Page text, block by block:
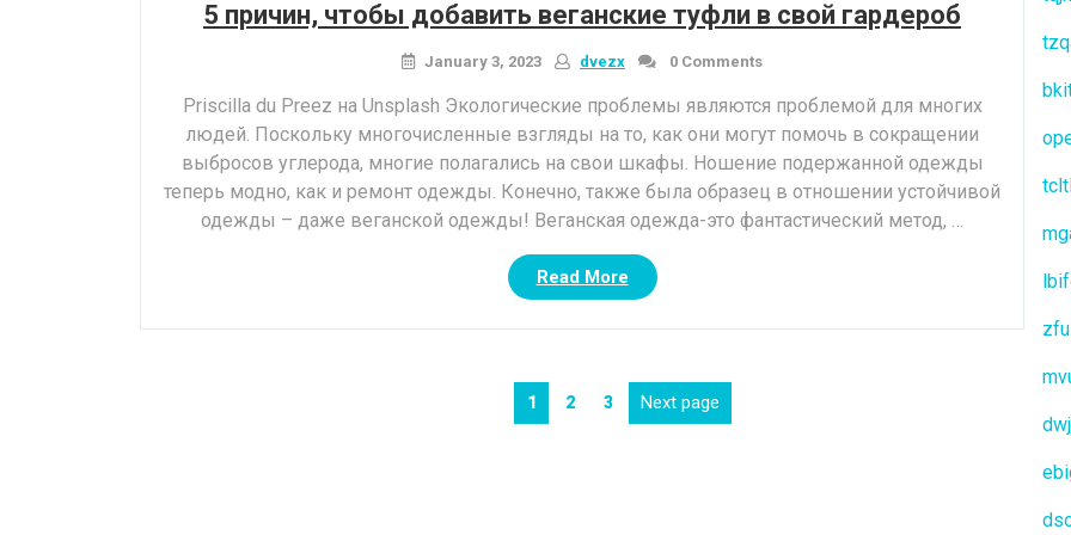
Grace
5 причин, чтобы добавить веганские туфли в свой гардероб
January 3, 2023 dvezx 0 Comments
Priscilla du Preez на Unsplash Экологические проблемы являются проблемой для многих
людей. Поскольку многочисленные взгляды на то, как они могут помочь в сокращении
выбросов углерода, многие полагались на свои шкафы. Ношение подержанной одежды
теперь модно, как и ремонт одежды. Конечно, также была образец в отношении устойчивой
одежды – даже веганской одежды! Веганская одежда-это фантастический метод, …
Read More“5
причин,
чтобы
веганские
туфли
Posts
Page
1 Page
2 Page
3 Next page